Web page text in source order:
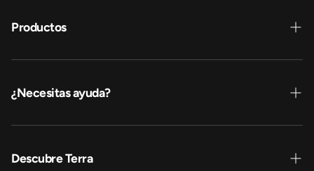
Productos
Pañales y pants
Toallitas sachet
¿Necesitas ayuda?
Contáctanos
Dónde comprar
Descubre Terra